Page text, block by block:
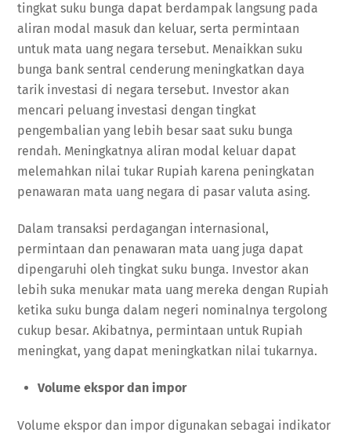
tingkat suku bunga dapat berdampak langsung pada
aliran modal masuk dan keluar, serta permintaan
untuk mata uang negara tersebut. Menaikkan suku
bunga bank sentral cenderung meningkatkan daya
tarik investasi di negara tersebut. Investor akan
mencari peluang investasi dengan tingkat
pengembalian yang lebih besar saat suku bunga
rendah. Meningkatnya aliran modal keluar dapat
melemahkan nilai tukar Rupiah karena peningkatan
penawaran mata uang negara di pasar valuta asing.
Dalam transaksi perdagangan internasional,
permintaan dan penawaran mata uang juga dapat
dipengaruhi oleh tingkat suku bunga. Investor akan
lebih suka menukar mata uang mereka dengan Rupiah
ketika suku bunga dalam negeri nominalnya tergolong
cukup besar. Akibatnya, permintaan untuk Rupiah
meningkat, yang dapat meningkatkan nilai tukarnya.
Volume ekspor dan impor
Volume ekspor dan impor digunakan sebagai indikator